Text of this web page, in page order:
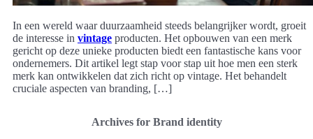
In een wereld waar duurzaamheid steeds belangrijker wordt, groeit
de interesse in vintage producten. Het opbouwen van een merk
gericht op deze unieke producten biedt een fantastische kans voor
ondernemers. Dit artikel legt stap voor stap uit hoe men een sterk
merk kan ontwikkelen dat zich richt op vintage. Het behandelt
cruciale aspecten van branding, […]
Archives for Brand identity